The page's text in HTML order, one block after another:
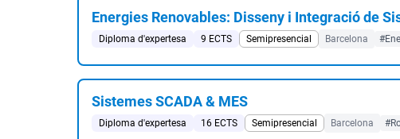
Energies Renovables: Disseny i Integració de
Diploma d'expertesa 9 ECTS Semipresencial Barcelona
Sistemes SCADA & MES
Diploma d'expertesa 16 ECTS Semipresencial Barcelona